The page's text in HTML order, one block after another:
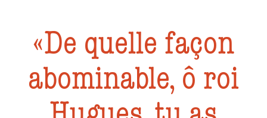
De quelle façon
abominable, ô roi